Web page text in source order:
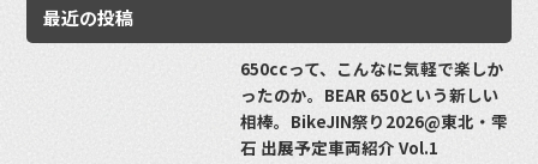
最近の投稿
650ccって、こんなに気軽で楽しか
ったのか。BEAR 650という新しい
相棒。BikeJIN祭り2026@東北・雫
石 出展予定車両紹介 Vol.1